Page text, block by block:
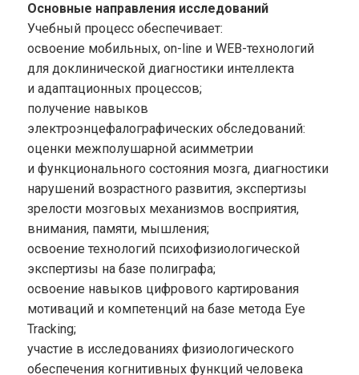
Основные направления исследований
Учебный процесс обеспечивает:
освоение мобильных, on-line и WEB-технологий
для доклинической диагностики интеллекта
и адаптационных процессов;
получение навыков
электроэнцефалографических обследований:
оценки межполушарной асимметрии
и функционального состояния мозга, диагностики
нарушений возрастного развития, экспертизы
зрелости мозговых механизмов восприятия,
внимания, памяти, мышления;
освоение технологий психофизиологической
экспертизы на базе полиграфа;
освоение навыков цифрового картирования
мотиваций и компетенций на базе метода Eye
Tracking;
участие в исследованиях физиологического
обеспечения когнитивных функций человека